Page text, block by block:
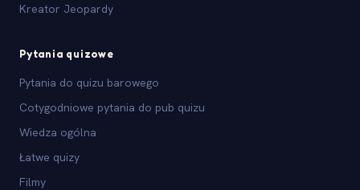
Kreator Jeopardy
Pytania quizowe
Pytania do quizu barowego
Cotygodniowe pytania do pub quizu
Wiedza ogólna
Łatwe quizy
Filmy